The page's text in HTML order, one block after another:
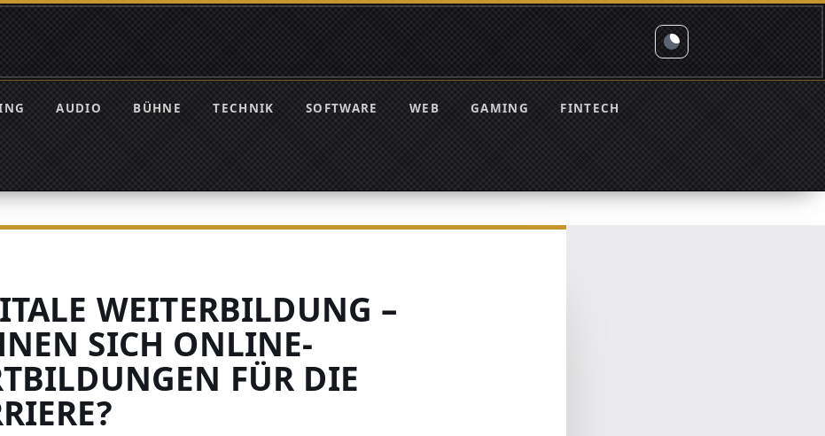
AUDIO BÜHNE TECHNIK SOFTWARE WEB GAMING FINTECH
WEITERBILDUNG –
SICH ONLINE-
FÜR DIE